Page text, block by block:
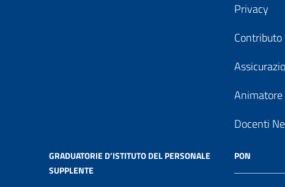
Privacy
Docenti
GRADUATORIE D’ISTITUTO DEL PERSONALE
SUPPLENTE
PON